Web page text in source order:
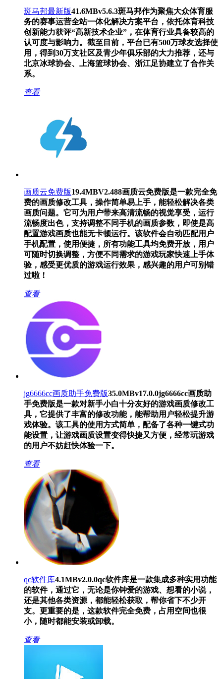
斑马邦最新版41.6MBv5.6.3斑马邦作为聚焦大众体育服
务的赛事运营全站一体化解决方案平台，依托体育科技
创新能力获评“高新技术企业”，在体育行业具备较高的
认可度与影响力。截至目前，平台已有500万球友选择使
用，得到30万支社区及青少年俱乐部的大力推荐，还与
北京冰球协会、上海篮球协会、浙江足协建立了合作关
系。
查看
画质云免费版19.4MBV2.488画质云免费版是一款完全免
费的画质修改工具，操作简单易上手，能轻松解决各类
画质问题。它可为用户带来高清流畅的视觉享受，运行
流畅度出色，支持调整不同手机的画质参数，即使是高
配置游戏画质也能无卡顿运行。该软件会自动匹配用户
手机配置，使用便捷，所有功能工具均免费开放，用户
可随时切换调整，方便不同需求的游戏玩家快速上手体
验，感受更优质的游戏运行效果，感兴趣的用户可别错
过啦！
查看
jg6666cc画质助手免费版35.0MBv17.0.0jg6666cc画质助
手免费版是一款对新手小白十分友好的游戏画质修改工
具，它提供了丰富的修改功能，能帮助用户轻松提升游
戏体验。该工具的使用方式简单，配备了各种一键式功
能设置，让游戏画质设置变得快捷又方便，经常玩游戏
的用户不妨赶快体验一下。
查看
qc软件库4.1MBv2.0.0qc软件库是一款集成多种实用功能
的软件，通过它，无论是你钟爱的游戏、想看的小说，
还是其他各类资源，都能轻松获取，帮你省下不少开
支。更重要的是，这款软件完全免费，占用空间也很
小，随时都能安装或卸载。
查看